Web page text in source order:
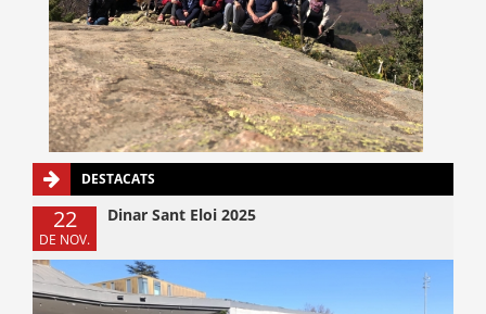
DESTACATS
22
DE NOV.
Dinar Sant Eloi 2025